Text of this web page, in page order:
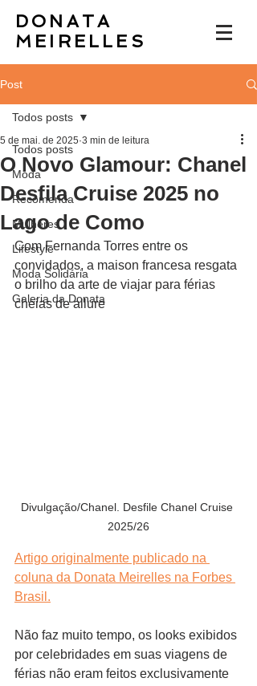
DONATA
MEIRELLES
Post
Todos posts
Moda
Recomenda
Mulheres
Lifestyle
Moda Solidária
Galeria da Donata
Todos posts
O Novo Glamour: Chanel
Desfila Cruise 2025 no
Lago de Como
5 de mai. de 2025 3 min de leitura
Com Fernanda Torres entre os
convidados, a maison francesa resgata
o brilho da arte de viajar para férias
cheias de allure
Divulgação/Chanel. Desfile Chanel Cruise
2025/26
Artigo originalmente publicado na
coluna da Donata Meirelles na Forbes
Brasil.
Não faz muito tempo, os looks exibidos
por celebridades em suas viagens de
férias não eram feitos exclusivamente